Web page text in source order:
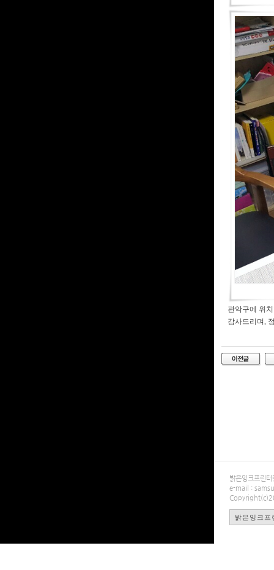
관악구에 위
감사드리며,
밝은잉크프
e-mail :
밝은잉크프